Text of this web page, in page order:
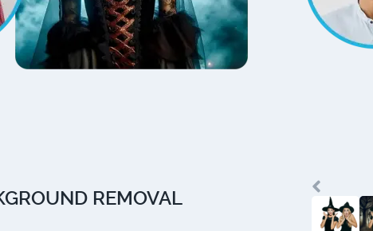
REMOVAL